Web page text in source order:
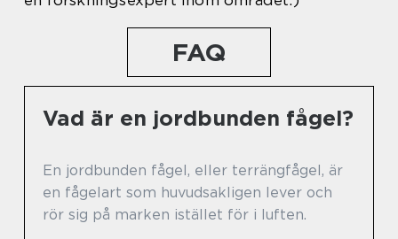
FAQ
Vad är en jordbunden fågel?
En jordbunden fågel, eller terrängfågel, är
en fågelart som huvudsakligen lever och
rör sig på marken istället för i luften.